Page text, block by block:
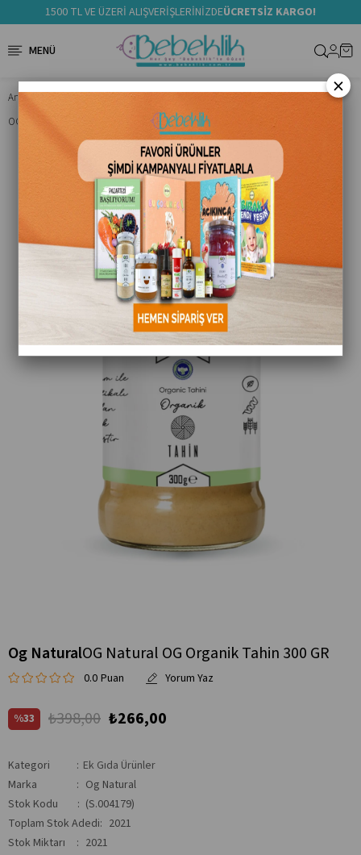
1500 TL VE ÜZERİ ALIŞVERİŞLERİNİZDEÜCRETSİZ KARGO!
Anasayfa Ek Gıda
Ek Gıda Ürünler
OG Natural OG Organik Tahin 300 GR
Og NaturalOG Natural OG Organik Tahin 300 GR
0.0
33 ₺398,00 ₺266,00
Kategori : Ek Gıda Ürünler
Marka
: Og Natural
Stok Kodu
(S.004179)
Toplam Stok Adedi: 2021
Stok Miktarı
: 2021
×